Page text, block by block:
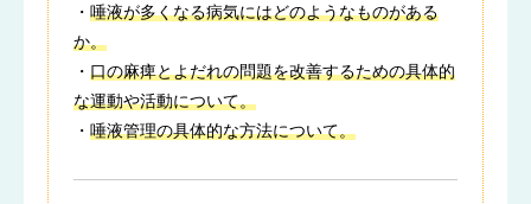
・ 唾液が多くなる病気にはどのようなものがある
か。
・ 口の麻痺とよだれの問題を改善するための具体的
な運動や活動について。
・ 唾液管理の具体的な方法について。